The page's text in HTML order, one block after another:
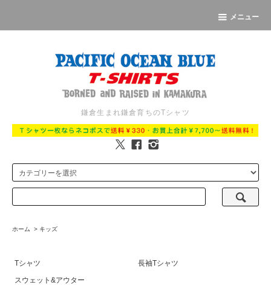
メニュー
鎌倉生まれ鎌倉育ちのTシャツ
ホーム > キッズ
Tシャツ
長袖Tシャツ
スウェット&アウター